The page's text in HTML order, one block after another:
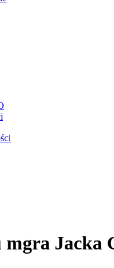
Jacka